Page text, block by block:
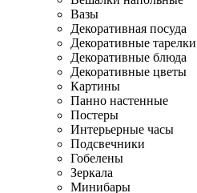
Вазы
Декоративная посуда
Декоративные тарелки
Декоративные блюда
Декоративные цветы
Картины
Панно настенные
Постеры
Интерьерные часы
Подсвечники
Гобелены
Зеркала
Минибары